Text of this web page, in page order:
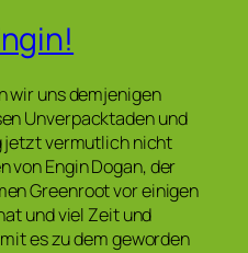
wir uns demjenigen
Unverpacktaden und
jetzt vermutlich nicht
von Engin Dogan, der
Greenroot vor einigen
und viel Zeit und
es zu dem geworden